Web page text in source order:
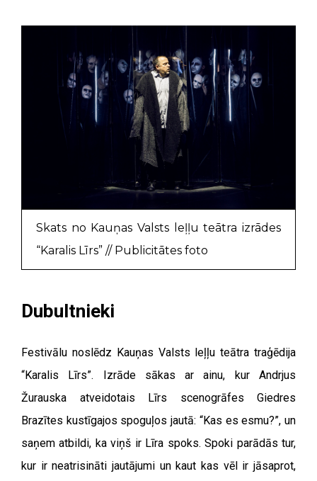
Skats no Kauņas Valsts leļļu teātra izrādes
“Karalis Līrs” // Publicitātes foto
Dubultnieki
Festivālu noslēdz Kauņas Valsts leļļu teātra traģēdija
“Karalis Līrs”. Izrāde sākas ar ainu, kur Andrjus
Žurauska atveidotais Līrs scenogrāfes Giedres
Brazītes kustīgajos spoguļos jautā: “Kas es esmu?”, un
saņem atbildi, ka viņš ir Līra spoks. Spoki parādās tur,
kur ir neatrisināti jautājumi un kaut kas vēl ir jāsaprot,